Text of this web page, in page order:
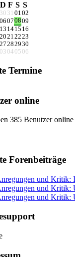
D F S S
30 31 0102
06070809
13 1415 16
20212223
27282930
03 04 05 06
Termine
online
385 Benutzer online
Forenbeiträge
und Kritik:
und Kritik:
und Kritik: